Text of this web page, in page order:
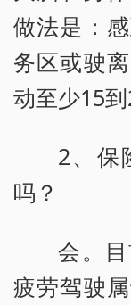
做法是：
务区或驶
动至少15到
2、保
吗？
会。
疲劳驾驶